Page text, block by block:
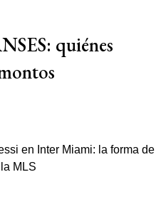
quiénes